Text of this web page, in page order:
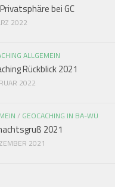
bei GC
2022
ALLGEMEIN
Rückblick 2021
2022
/ GEOCACHING IN BA-WÜ
2021
2021